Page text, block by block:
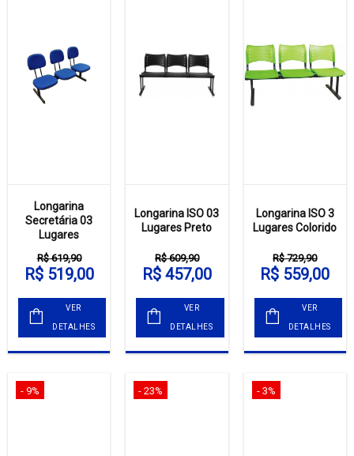
Longarina
Secretária 03
Lugares
R$ 619,90
R$ 519,00
VER
DETALHES
Longarina ISO 03
Lugares Preto
R$ 609,90
R$ 457,00
VER
DETALHES
Longarina ISO 3
Lugares Colorido
R$ 729,90
R$ 559,00
VER
DETALHES
- 9% - 23% - 3%